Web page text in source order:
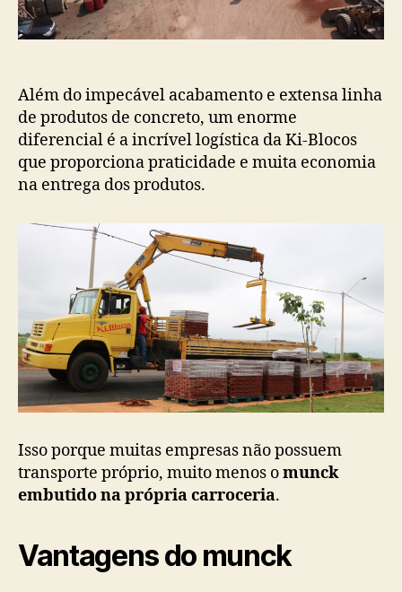
Além do impecável acabamento e extensa linha
de produtos de concreto, um enorme
diferencial é a incrível logística da Ki-Blocos
que proporciona praticidade e muita economia
na entrega dos produtos.
Isso porque muitas empresas não possuem
transporte próprio, muito menos omunck
embutido na própria carroceria.
Vantagens do munck